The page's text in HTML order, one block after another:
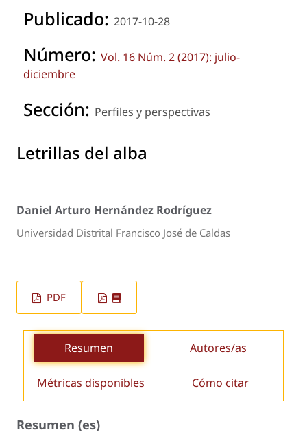
Publicado: 2017-10-28
Número: Vol. 16 Núm. 2 (2017): julio-
diciembre
Sección: Perfiles y perspectivas
Letrillas del alba
Daniel Arturo Hernández Rodríguez
Universidad Distrital Francisco José de Caldas
PDF
Resumen Autores/as
Métricas disponibles Cómo citar
Resumen (es)